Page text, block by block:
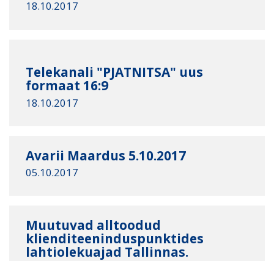
18.10.2017
Telekanali "PJATNITSA" uus
formaat 16:9
18.10.2017
Avarii Maardus 5.10.2017
05.10.2017
Muutuvad alltoodud
klienditeeninduspunktides
lahtiolekuajad Tallinnas.